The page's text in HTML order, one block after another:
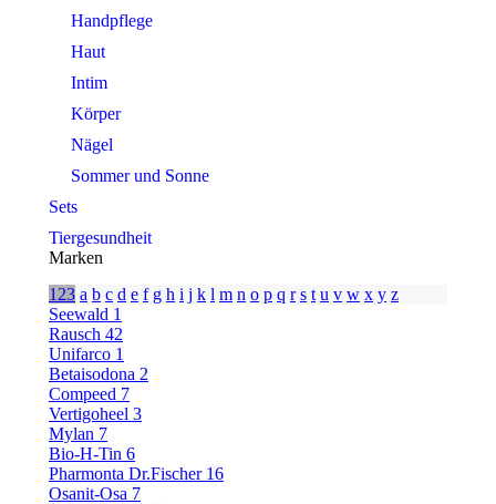
Handpflege
Haut
Intim
Körper
Nägel
Sommer und Sonne
Sets
Tiergesundheit
Marken
123 a b c d e f g h i j k l m n o p q r s t u v w x y z
Seewald 1
Rausch 42
Unifarco 1
Betaisodona 2
Compeed 7
Vertigoheel 3
Mylan 7
Bio-H-Tin 6
Pharmonta Dr.Fischer 16
Osanit-Osa 7